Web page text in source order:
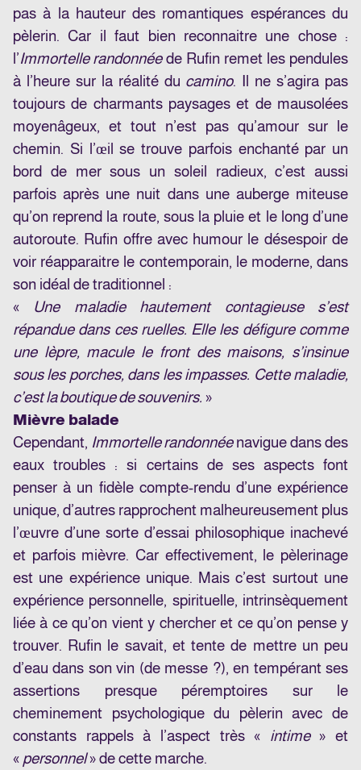
pas à la hauteur des romantiques espérances du
pèlerin. Car il faut bien reconnaitre une chose :
l’Immortelle randonnéede Rufin remet les pendules
à l’heure sur la réalité du camino. Il ne s’agira pas
toujours de charmants paysages et de mausolées
moyenâgeux, et tout n’est pas qu’amour sur le
chemin. Si l’œil se trouve parfois enchanté par un
bord de mer sous un soleil radieux, c’est aussi
parfois après une nuit dans une auberge miteuse
qu’on reprend la route, sous la pluie et le long d’une
autoroute. Rufin offre avec humour le désespoir de
voir réapparaitre le contemporain, le moderne, dans
son idéal de traditionnel :
« Une maladie hautement contagieuse s’est
répandue dans ces ruelles. Elle les défigure comme
une lèpre, macule le front des maisons, s’insinue
sous les porches, dans les impasses. Cette maladie,
c’est la boutique de souvenirs. »
Mièvre balade
Cependant, Immortelle randonnéenavigue dans des
eaux troubles : si certains de ses aspects font
penser à un fidèle compte-rendu d’une expérience
unique, d’autres rapprochent malheureusement plus
l’œuvre d’une sorte d’essai philosophique inachevé
et parfois mièvre. Car effectivement, le pèlerinage
est une expérience unique. Mais c’est surtout une
expérience personnelle, spirituelle, intrinsèquement
liée à ce qu’on vient y chercher et ce qu’on pense y
trouver. Rufin le savait, et tente de mettre un peu
d’eau dans son vin (de messe ?), en tempérant ses
assertions presque péremptoires sur le
cheminement psychologique du pèlerin avec de
constants rappels à l’aspect très « intime» et
« personnel» de cette marche.